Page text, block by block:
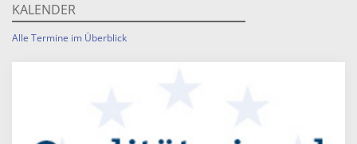
KALENDER
Alle Termine im Überblick